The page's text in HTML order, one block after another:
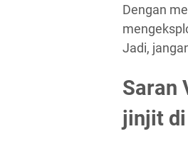
Dengan
Jadi,
Saran
jinjit